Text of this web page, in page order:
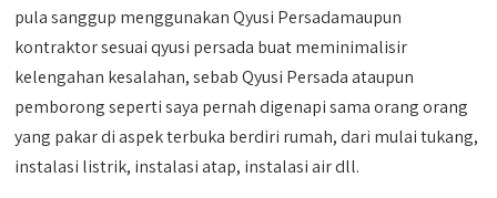
pula sanggup menggunakan Qyusi Persadamaupun
kontraktor sesuai qyusi persada buat meminimalisir
kelengahan kesalahan, sebab Qyusi Persada ataupun
pemborong seperti saya pernah digenapi sama orang orang
yang pakar di aspek terbuka berdiri rumah, dari mulai tukang,
instalasi listrik, instalasi atap, instalasi air dll.